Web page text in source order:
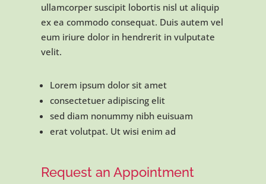
ullamcorper suscipit lobortis nisl ut aliquip
ex ea commodo consequat. Duis autem vel
eum iriure dolor in hendrerit in vulputate
velit.
Lorem ipsum dolor sit amet
consectetuer adipiscing elit
sed diam nonummy nibh euisuam
erat volutpat. Ut wisi enim ad
Request an Appointment